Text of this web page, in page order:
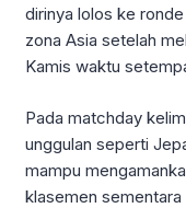
dirinya lolos ke
zona Asia setelah
Kamis waktu
Pada matchday
unggulan seperti
mampu
klasemen